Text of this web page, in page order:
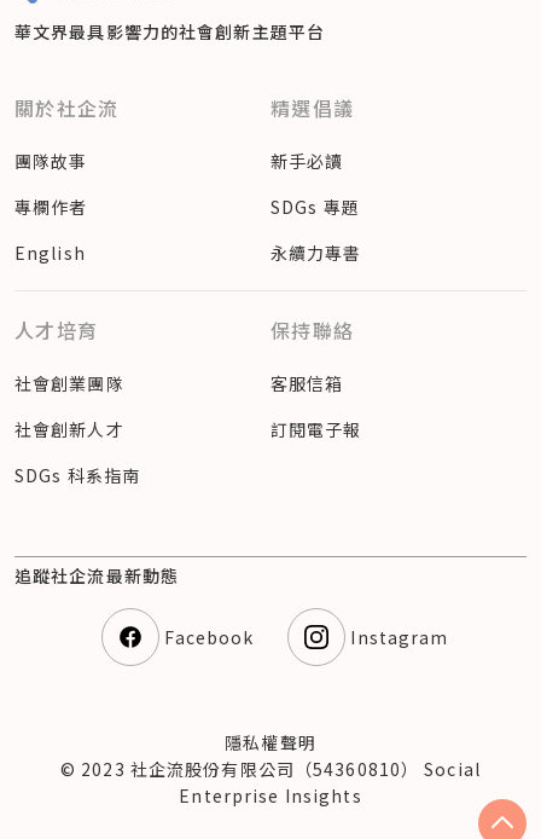
華文界最具影響力的社會創新主題平台
關於社企流
團隊故事
專欄作者
English
精選倡議
新手必讀
SDGs 專題
永續力專書
人才培育
社會創業團隊
社會創新人才
SDGs 科系指南
保持聯絡
客服信箱
訂閱電子報
追蹤社企流最新動態
Facebook Instagram
隱私權聲明
© 2023 社企流股份有限公司（54360810） Social
Enterprise Insights